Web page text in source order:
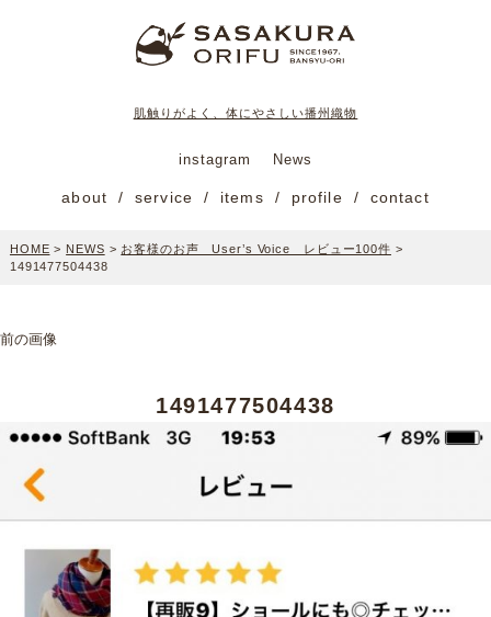
肌触りがよく、体にやさしい播州織物
instagram News
about service items profile contact
HOME > NEWS > お客様のお声 User’s Voice レビュー100件 >
1491477504438
前の画像
1491477504438